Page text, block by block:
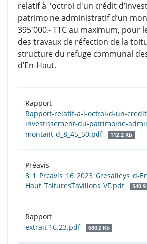
relatif à l'octroi d'un crédit
patrimoine administratif d’un
395'000.- TTC au maximum, pour
des travaux de réfection de la
structure du refuge communal
d’En-Haut.
Rapport
Rapport-relatif-a-l-octroi-d-un-
investissement-du-patrimoine-
montant-d_8_45_50.pdf
112.2 Kb
Préavis
8_1_Preavis_16_2023_Gresalleys_d-
Haut_ToituresTavillons_VF.pdf
Rapport
extrait-16.23.pdf
680.2 Kb